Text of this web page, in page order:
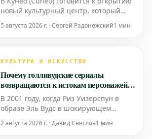
историческую бывшую больницу
новый культурный центр, который
обещает стать не просто библиотекой,
а пространством,
общественной жизнью. С 26 по 29
— масштабный культурный центр,
размес
5 августа 2026 г. · Сергей Радонежский1 мин
КУЛЬТУРА И ИСКУССТВО
Почему голливудские сериалы
возвращаются к истокам персонажей?
От Эль Вудс до Уэнсдей
В 2001 году, когда Риз Уизерспун в
образе Эль Вудс в шокирующем
фильм «Блондинка в законе» стал чем-
2 августа 2026 г. · Давид Светлов1 мин